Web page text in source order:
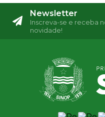
Newsletter
Inscreva-se e receba
novidade!